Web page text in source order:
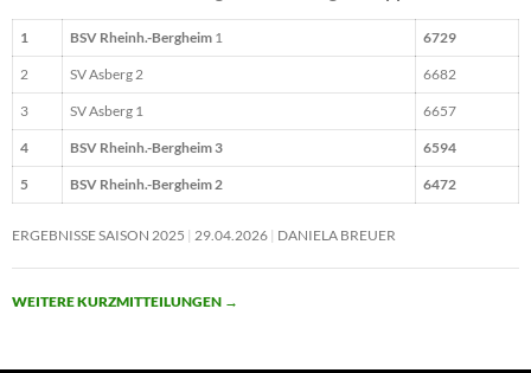
1 BSV Rheinh.-Bergheim 1 6729
2 SV Asberg 2 6682
3 SV Asberg 1 6657
4 BSV Rheinh.-Bergheim 3 6594
5 BSV Rheinh.-Bergheim 2 6472
ERGEBNISSE SAISON 2025 29.04.2026 DANIELA BREUER
WEITERE KURZMITTEILUNGEN →